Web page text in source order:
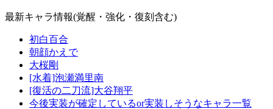
最新キャラ情報(覚醒・強化・復刻含む)
初白百合
朝顔かえで
大桜剛
[水着]泡瀬満里南
[復活の二刀流]大谷翔平
今後実装が確定しているor実装しそうなキャラ一覧